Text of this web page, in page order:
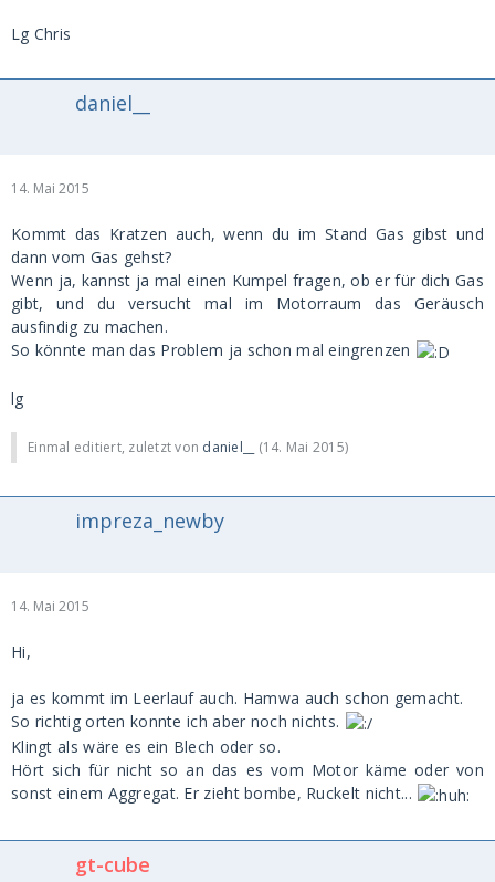
Lg Chris
daniel__
14. Mai 2015
Kommt das Kratzen auch, wenn du im Stand Gas gibst und
dann vom Gas gehst?
Wenn ja, kannst ja mal einen Kumpel fragen, ob er für dich Gas
gibt, und du versucht mal im Motorraum das Geräusch
ausfindig zu machen.
So könnte man das Problem ja schon mal eingrenzen
lg
Einmal editiert, zuletzt von daniel__ (14. Mai 2015)
impreza_newby
14. Mai 2015
Hi,
ja es kommt im Leerlauf auch. Hamwa auch schon gemacht.
So richtig orten konnte ich aber noch nichts.
Klingt als wäre es ein Blech oder so.
Hört sich für nicht so an das es vom Motor käme oder von
sonst einem Aggregat. Er zieht bombe, Ruckelt nicht...
gt-cube